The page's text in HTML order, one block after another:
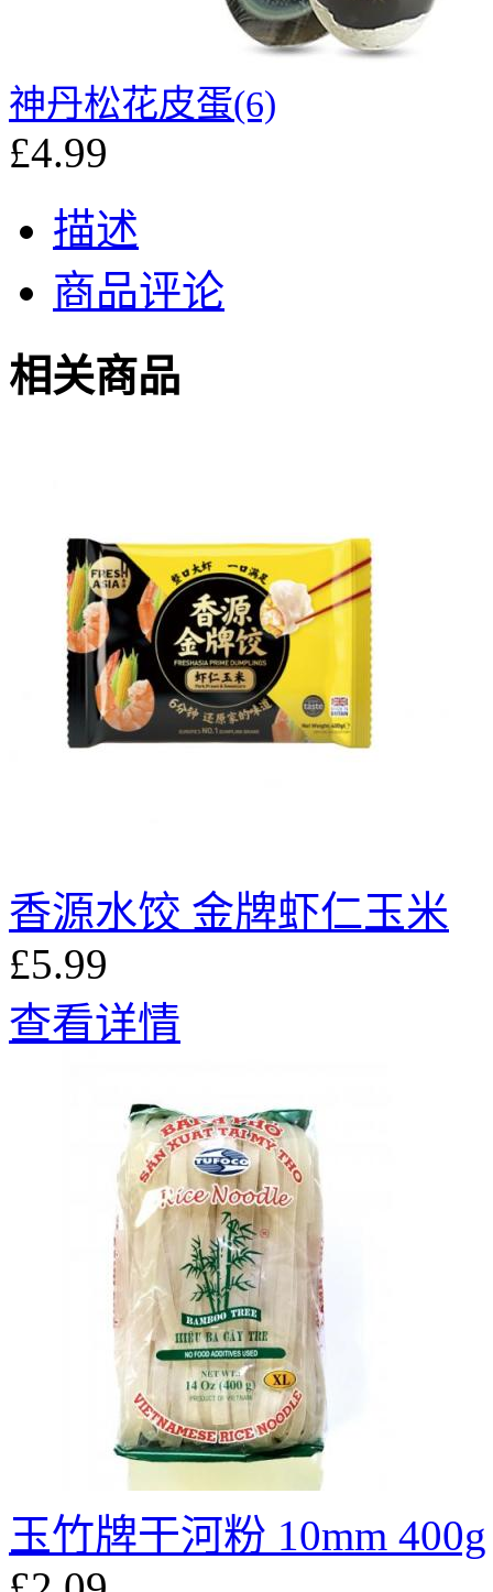
神丹松花皮蛋(6)
£4.99
描述
商品评论
相关商品
香源水饺 金牌虾仁玉米
£5.99
查看详情
玉竹牌干河粉 10mm 400g